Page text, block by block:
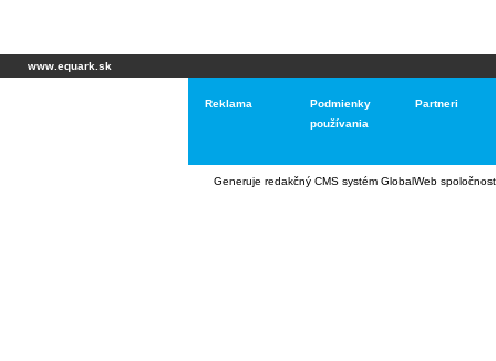
www.equark.sk
Reklama
Podmienky
používania
Partneri
Generuje redakčný CMS systém GlobalWeb